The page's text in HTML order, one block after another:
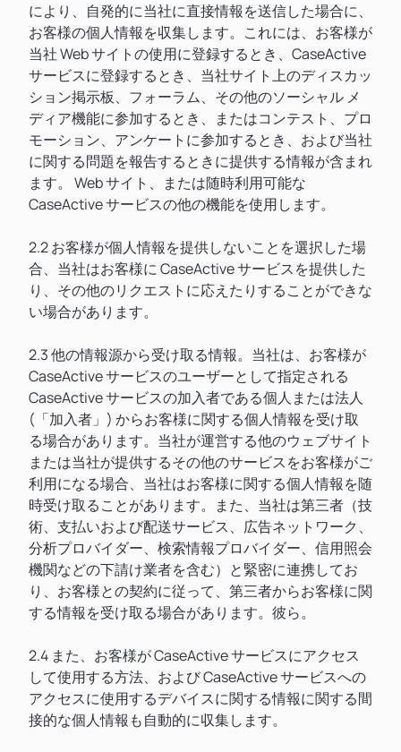
により、自発的に当社に直接情報を送信した場合に、
お客様の個人情報を収集します。これには、お客様が
当社 Web サイトの使用に登録するとき、CaseActive
サービスに登録するとき、当社サイト上のディスカッ
ション掲示板、フォーラム、その他のソーシャル メ
ディア機能に参加するとき、またはコンテスト、プロ
モーション、アンケートに参加するとき、および当社
に関する問題を報告するときに提供する情報が含まれ
ます。 Web サイト、または随時利用可能な
CaseActive サービスの他の機能を使用します。
2.2 お客様が個人情報を提供しないことを選択した場
合、当社はお客様に CaseActive サービスを提供した
り、その他のリクエストに応えたりすることができな
い場合があります。
2.3 他の情報源から受け取る情報。当社は、お客様が
CaseActive サービスのユーザーとして指定される
CaseActive サービスの加入者である個人または法人
(「加入者」) からお客様に関する個人情報を受け取
る場合があります。当社が運営する他のウェブサイト
または当社が提供するその他のサービスをお客様がご
利用になる場合、当社はお客様に関する個人情報を随
時受け取ることがあります。また、当社は第三者（技
術、支払いおよび配送サービス、広告ネットワーク、
分析プロバイダー、検索情報プロバイダー、信用照会
機関などの下請け業者を含む）と緊密に連携してお
り、お客様との契約に従って、第三者からお客様に関
する情報を受け取る場合があります。彼ら。
2.4 また、お客様が CaseActive サービスにアクセス
して使用する方法、および CaseActive サービスへの
アクセスに使用するデバイスに関する情報に関する間
接的な個人情報も自動的に収集します。